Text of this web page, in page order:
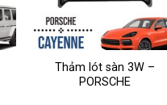
Thảm lót sàn 3W –
PORSCHE